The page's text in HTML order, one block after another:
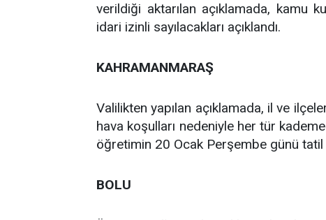
verildiği aktarılan açıklamada, kamu
idari izinli sayılacakları açıklandı.
KAHRAMANMARAŞ
Valilikten yapılan açıklamada, il ve
hava koşulları nedeniyle her tür
öğretimin 20 Ocak Perşembe günü
BOLU